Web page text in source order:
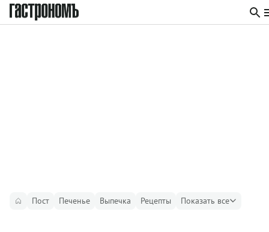
Пост Печенье Выпечка Рецепты Показать все